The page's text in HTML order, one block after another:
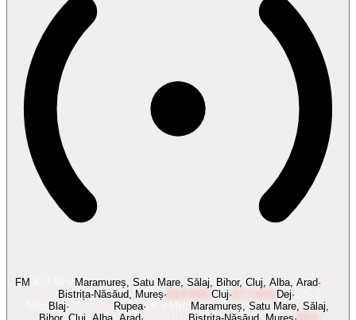
FM Maramureș, Satu Mare, Sălaj, Bihor, Cluj, Alba, Arad·
Bistrița-Năsăud, Mureș· Cluj· Dej·
Blaj· Rupea·
Maramureș, Satu Mare, Sălaj,